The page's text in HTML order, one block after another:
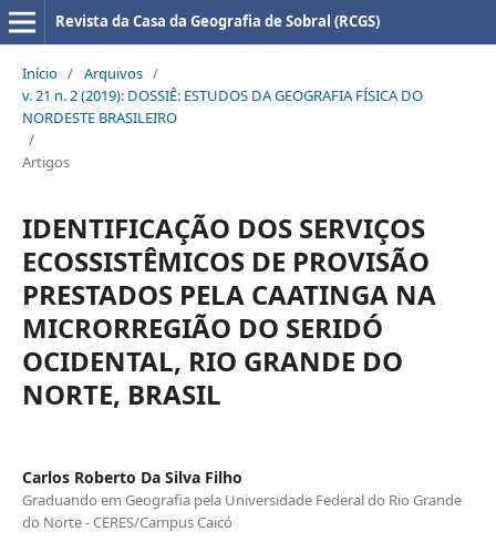
Revista da Casa da Geografia de Sobral (RCGS)
Início / Arquivos /
v. 21 n. 2 (2019): DOSSIÊ: ESTUDOS DA GEOGRAFIA FÍSICA DO
NORDESTE BRASILEIRO
/
Artigos
IDENTIFICAÇÃO DOS SERVIÇOS
ECOSSISTÊMICOS DE PROVISÃO
PRESTADOS PELA CAATINGA NA
MICRORREGIÃO DO SERIDÓ
OCIDENTAL, RIO GRANDE DO
NORTE, BRASIL
Carlos Roberto Da Silva Filho
Graduando em Geografia pela Universidade Federal do Rio Grande
do Norte - CERES/Campus Caicó